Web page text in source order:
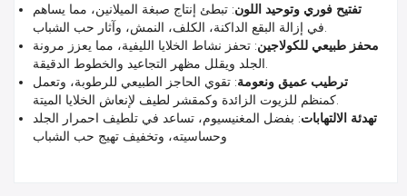
تفتيح فوري وتوحيد اللون: تبطئ إنتاج صبغة الميلانين، مما يساهم
في إزالة البقع الداكنة، الكلف، النمش، وآثار حب الشباب.
محفز طبيعي للكولاجين: تحفز نشاط الخلايا الليفية، مما يعزز مرونة
الجلد ويقلل مظهر التجاعيد والخطوط الدقيقة.
ترطيب عميق ونعومة: تقوي الحاجز الطبيعي للرطوبة، وتعمل
كمنظم للزيوت الزائدة وكمقشر لطيف لإنعاش الخلايا الميتة.
تهدئة الالتهابات: بفضل المغنيسيوم، تساعد في تلطيف احمرار الجلد
وحساسيته، وتخفيف تهيج حب الشباب